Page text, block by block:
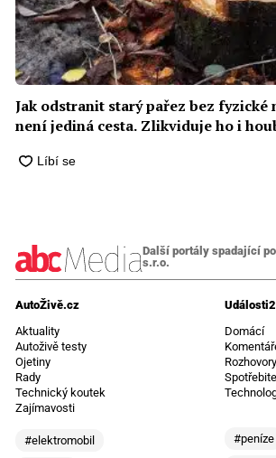
Jak odstranit starý pařez bez fyzické
není jediná cesta. Zlikviduje ho i
Další portály spadající
s.r.o.
AutoŽivě.cz
Aktuality
Autoživě testy
Ojetiny
Rady
Technický koutek
Zajímavosti
#elektromobil
Domácí
Rozhovory
#peníze